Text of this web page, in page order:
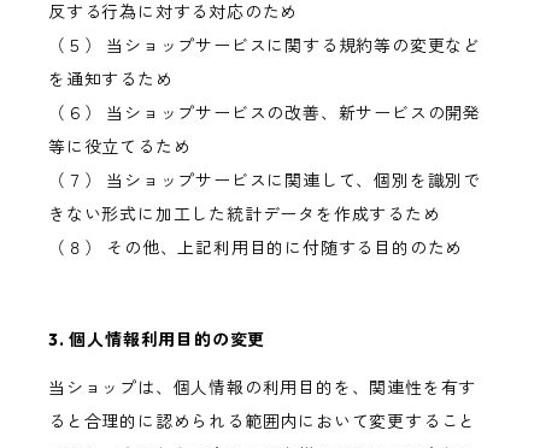
反する行為に対する対応のため
（５） 当ショップサービスに関する規約等の変更など
を通知するため
（６） 当ショップサービスの改善、新サービスの開発
等に役立てるため
（７） 当ショップサービスに関連して、個別を識別で
きない形式に加工した統計データを作成するため
（８） その他、上記利用目的に付随する目的のため
3. 個人情報利用目的の変更
当ショップは、個人情報の利用目的を、関連性を有す
ると合理的に認められる範囲内において変更すること